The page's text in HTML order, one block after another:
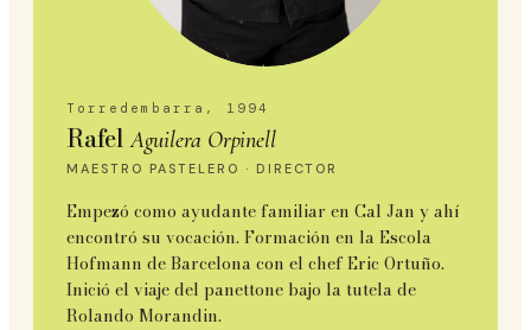
Torredembarra, 1994
Rafel Aguilera Orpinell
MAESTRO PASTELERO · DIRECTOR
Empezó como ayudante familiar en Cal Jan y ahí
encontró su vocación. Formación en la Escola
Hofmann de Barcelona con el chef Eric Ortuño.
Inició el viaje del panettone bajo la tutela de
Rolando Morandin.